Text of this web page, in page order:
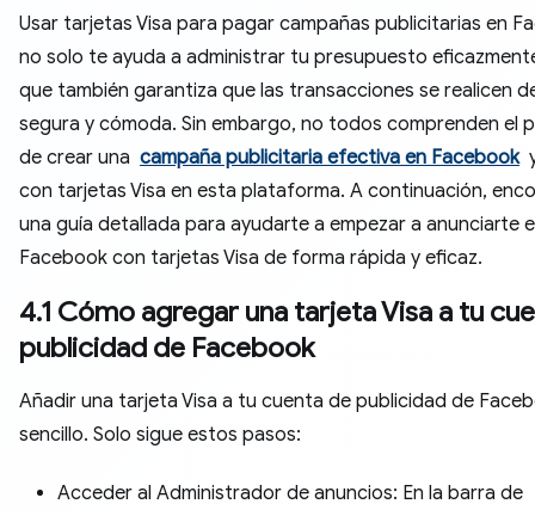
Usar tarjetas Visa para pagar campañas publicitarias en
no solo te ayuda a administrar tu presupuesto
que también garantiza que las transacciones se realicen
segura y cómoda. Sin embargo, no todos comprenden el
de crear una campaña publicitaria efectiva en Facebooky
con tarjetas Visa en esta plataforma. A continuación,
una guía detallada para ayudarte a empezar a anunciarte
Facebook con tarjetas Visa de forma rápida y eficaz.
4.1 Cómo agregar una tarjeta Visa a tu
publicidad de Facebook
Añadir una tarjeta Visa a tu cuenta de publicidad de
sencillo. Solo sigue estos pasos:
Acceder al Administrador de anuncios: En la barra de